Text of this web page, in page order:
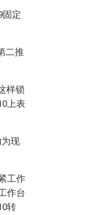
固定
二推
样锁
上表
现
工作
作台
转